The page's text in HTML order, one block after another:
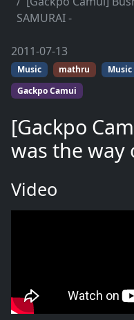
SAMURAI -
2011-07-13
Music mathru Music
Gackpo Camui
[Gackpo
was the way
Video